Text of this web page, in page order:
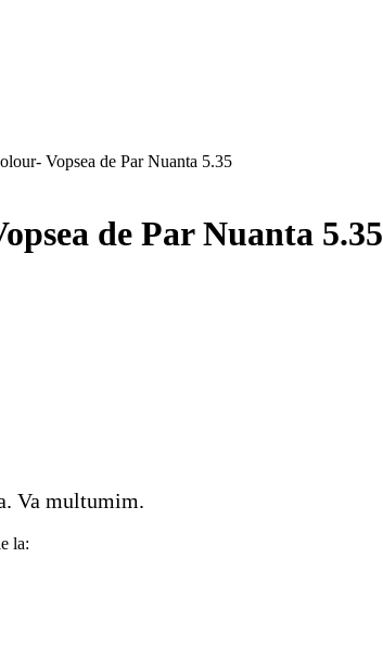
Vopsea de Par Nuanta 5.35
de Par Nuanta 5.35
Va multumim.
la: